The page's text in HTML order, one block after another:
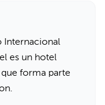
Internacional
es un hotel
forma parte